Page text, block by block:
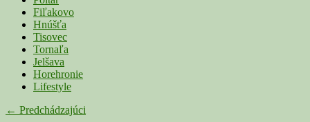
Fiľakovo
Hnúšťa
Tisovec
Tornaľa
Jelšava
Horehronie
Lifestyle
Navigácia
← Predchádzajúci